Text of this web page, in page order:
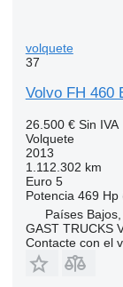
volquete
37
Volvo FH 460
26.500 € Sin IVA
Volquete
2013
1.112.302 km
Euro 5
Potencia 469 Hp
Países
GAST TRUCKS
Contacte con el